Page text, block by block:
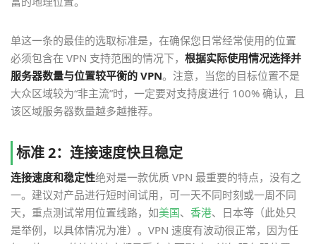
单这一条的最佳的选取标准是，在确保您日常经常使用的位置
必须包含在 VPN 支持范围的情况下， 根据实际使用情况选择并
服务器数量与位置较平衡的 VPN。注意，当您的目标位置不是
大众区域较为“非主流”时，一定要对支持度进行 100% 确认，且
该区域服务器数量越多越推荐。
标准 2：连接速度快且稳定
连接速度和稳定性绝对是一款优质 VPN 最重要的特点，没有之
一。建议对产品进行短时间试用，可一天不同时刻或一周不同
天，重点测试常用位置线路，如美国、 香港、日本等（此处只
是举例，以具体情况为准）。VPN 速度有波动很正常，因为任